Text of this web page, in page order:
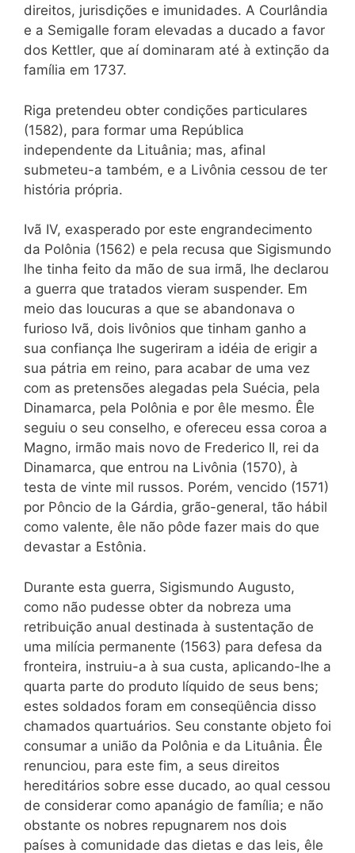
direitos, jurisdições e imunidades. A Courlândia
e a Semigalle foram elevadas a ducado a favor
dos Kettler, que aí dominaram até à extinção da
família em 1737.
Riga pretendeu obter condições particulares
(1582), para formar uma República
independente da Lituânia; mas, afinal
submeteu-a também, e a Livônia cessou de ter
história própria.
Ivã IV, exasperado por este engrandecimento
da Polônia (1562) e pela recusa que Sigismundo
lhe tinha feito da mão de sua irmã, lhe declarou
a guerra que tratados vieram suspender. Em
meio das loucuras a que se abandonava o
furioso Ivã, dois livônios que tinham ganho a
sua confiança lhe sugeriram a idéia de erigir a
sua pátria em reino, para acabar de uma vez
com as pretensões alegadas pela Suécia, pela
Dinamarca, pela Polônia e por êle mesmo. Êle
seguiu o seu conselho, e ofereceu essa coroa a
Magno, irmão mais novo de Frederico II, rei da
Dinamarca, que entrou na Livônia (1570), à
testa de vinte mil russos. Porém, vencido (1571)
por Pôncio de la Gárdia, grão-general, tão hábil
como valente, êle não pôde fazer mais do que
devastar a Estônia.
Durante esta guerra, Sigismundo Augusto,
como não pudesse obter da nobreza uma
retribuição anual destinada à sustentação de
uma milícia permanente (1563) para defesa da
fronteira, instruiu-a à sua custa, aplicando-lhe a
quarta parte do produto líquido de seus bens;
estes soldados foram em conseqüência disso
chamados quartuários. Seu constante objeto foi
consumar a união da Polônia e da Lituânia. Êle
renunciou, para este fim, a seus direitos
hereditários sobre esse ducado, ao qual cessou
de considerar como apanágio de família; e não
obstante os nobres repugnarem nos dois
países à comunidade das dietas e das leis, êle